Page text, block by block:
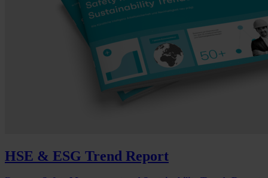
HSE & ESG Trend Report